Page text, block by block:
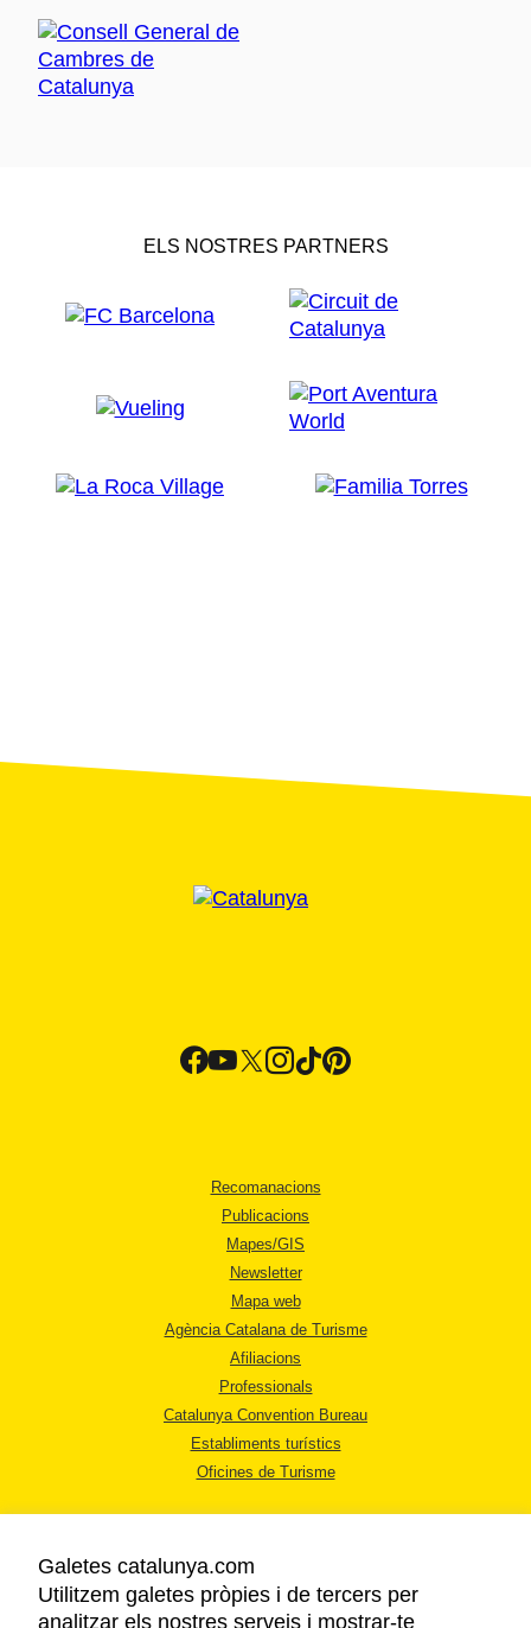
ELS NOSTRES PARTNERS
Recomanacions
Publicacions
Mapes/GIS
Newsletter
Mapa web
Agència Catalana de Turisme
Afiliacions
Professionals
Catalunya Convention Bureau
Establiments turístics
Oficines de Turisme
Galetes catalunya.com
Utilitzem galetes pròpies i de tercers per
analitzar els nostres serveis i mostrar-te